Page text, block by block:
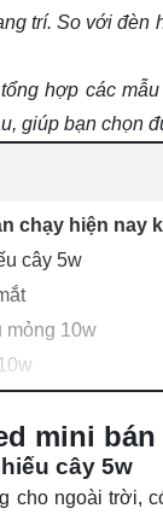
trí. So với đèn
hợp các
giúp bạn chọn
chạy hiện nay
cây 5w
mỏng 10w
10w
SMD 10w
mini
cây 5w
cho ngoài trời,